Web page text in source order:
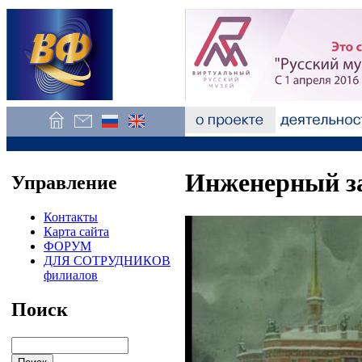
Управление
Контакты
Карта сайта
ФОРУМ
ДЛЯ СОТРУДНИКОВ
филиалов
Поиск
Инженерный